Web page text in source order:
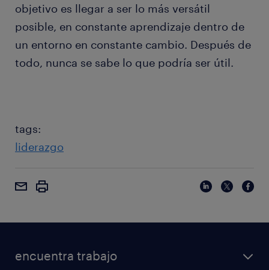
objetivo es llegar a ser lo más versátil
posible, en constante aprendizaje dentro de
un entorno en constante cambio. Después de
todo, nunca se sabe lo que podría ser útil.
tags:
liderazgo
encuentra trabajo